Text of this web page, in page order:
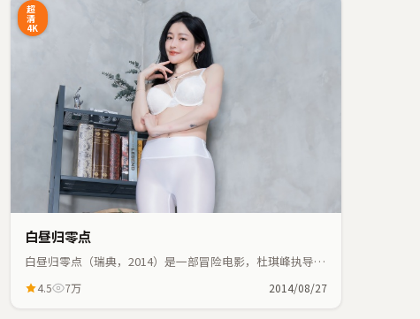
超
清
4K
白昼归零点
白昼归零点（瑞典，2014）是一部冒险电影，杜琪峰执导，
奏紧凑。
4.5 7万 2014/08/27